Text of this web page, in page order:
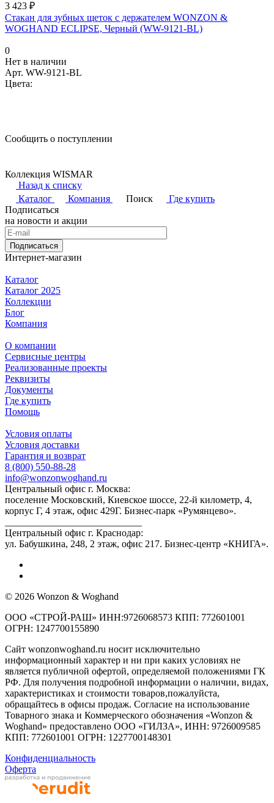
3 423 ₽
Стакан для зубных щеток с держателем WONZON &
WOGHAND ECLIPSE, Черный (WW-9121-BL)
0
Нет в наличии
Арт. WW-9121-BL
Цвета:
Сообщить о поступлении
Коллекция WISMAR
Назад к списку
Каталог
Компания Поиск
Где купить
Подписаться
на новости и акции
Подписаться
Интернет-магазин
Каталог
Каталог 2025
Коллекции
Блог
Компания
О компании
Сервисные центры
Реализованные проекты
Реквизиты
Документы
Где купить
Помощь
Условия оплаты
Условия доставки
Гарантия и возврат
8 (800) 550-88-28
info@wonzonwoghand.ru
Центральный офис г. Москва:
поселение Московский, Киевское шоссе, 22-й километр, 4,
корпус Г, 4 этаж, офис 429Г. Бизнес-парк «Румянцево».
Центральный офис г. Краснодар:
ул. Бабушкина, 248, 2 этаж, офис 217. Бизнес-центр «КНИГА».
© 2026 Wonzon & Woghand
ООО «СТРОЙ-РАШ» ИНН:9726068573 КПП: 772601001
ОГРН: 1247700155890
Сайт wonzonwoghand.ru носит исключительно
информационный характер и ни при каких условиях не
является публичной офертой, определяемой положениями ГК
РФ. Для получения подробной информации о наличии, видах,
характеристиках и стоимости товаров,пожалуйста,
обращайтесь в офисы продаж. Согласие на использование
Товарного знака и Коммерческого обозначения «Wonzon &
Woghand» предоставлено OOO «ГИЛЗА», ИНН: 9726009585
КПП: 772601001 ОГРН: 1227700148301
Конфиденциальность
Оферта